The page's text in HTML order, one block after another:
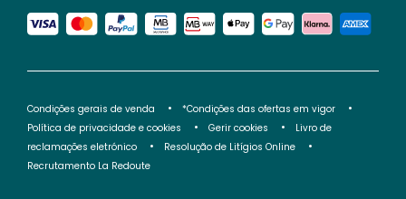
Condições gerais de venda
*Condições das ofertas em vigor
Política de privacidade e cookies
Gerir cookies
Livro de
reclamações eletrónico
Resolução de Litígios Online
Recrutamento La Redoute